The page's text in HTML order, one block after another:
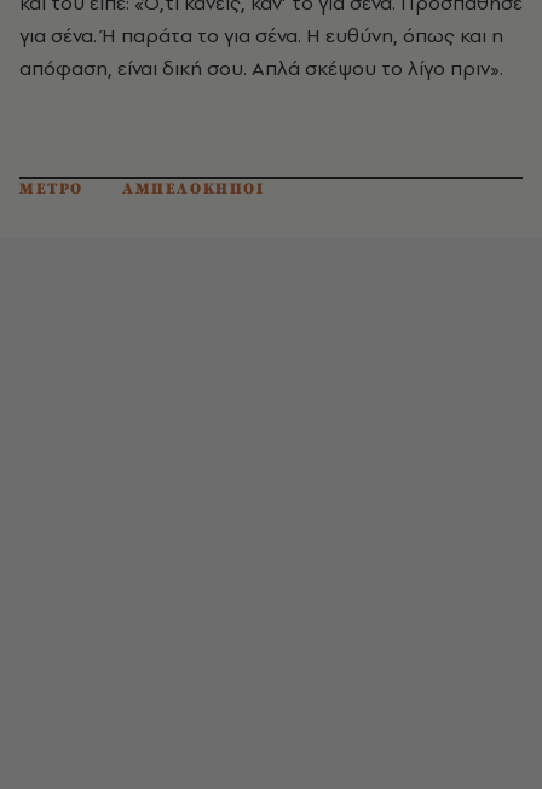
για σένα. Ή παράτα το για σένα. Η ευθύνη, όπως και η
απόφαση, είναι δική σου. Απλά σκέψου το λίγο πριν».
ΜΕΤΡΟ ΑΜΠΕΛΟΚΗΠΟΙ